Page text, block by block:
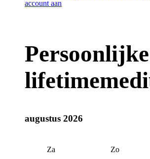
augustus 2026
Za Zo